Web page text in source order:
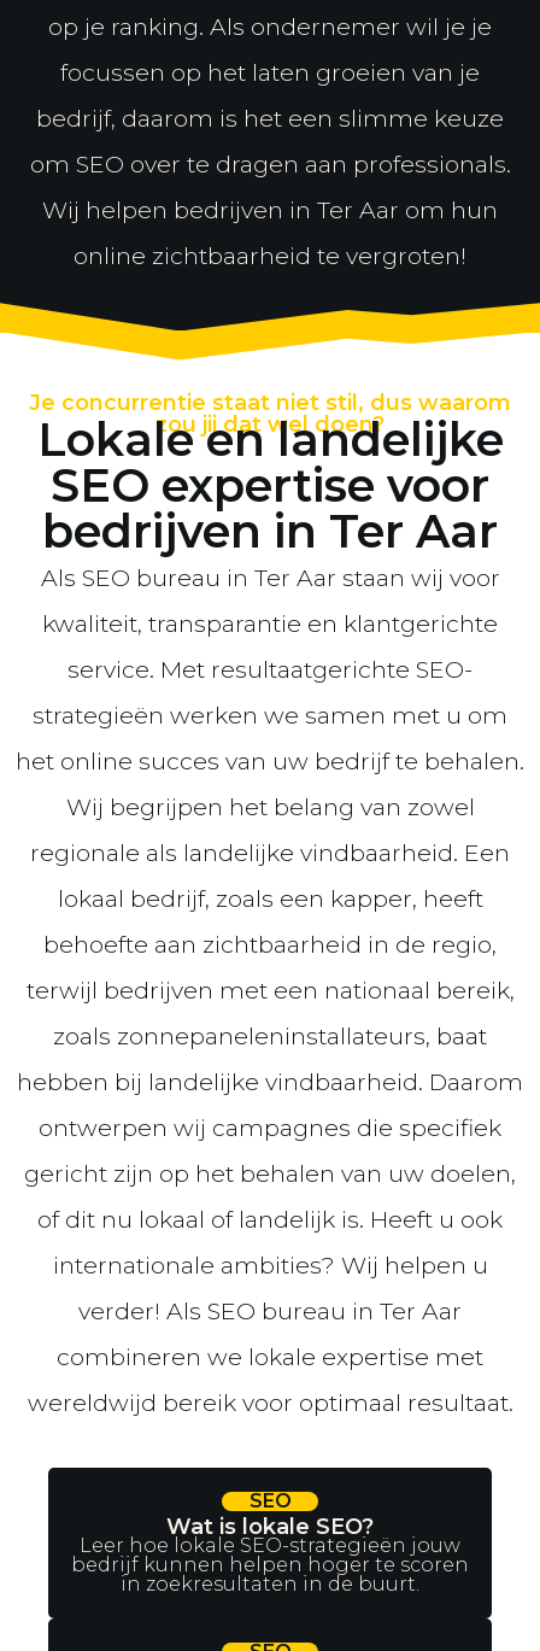
op je ranking. Als ondernemer wil je je
focussen op het laten groeien van je
bedrijf, daarom is het een slimme keuze
om SEO over te dragen aan professionals.
Wij helpen bedrijven in Ter Aar om hun
online zichtbaarheid te vergroten!
Je concurrentie staat niet stil, dus waarom
zou jij dat wel doen?
Lokale en landelijke
SEO expertise voor
bedrijven in Ter Aar
Als SEO bureau in Ter Aar staan wij voor
kwaliteit, transparantie en klantgerichte
service. Met resultaatgerichte SEO-
strategieën werken we samen met u om
het online succes van uw bedrijf te behalen.
Wij begrijpen het belang van zowel
regionale als landelijke vindbaarheid. Een
lokaal bedrijf, zoals een kapper, heeft
behoefte aan zichtbaarheid in de regio,
terwijl bedrijven met een nationaal bereik,
zoals zonnepaneleninstallateurs, baat
hebben bij landelijke vindbaarheid. Daarom
ontwerpen wij campagnes die specifiek
gericht zijn op het behalen van uw doelen,
of dit nu lokaal of landelijk is. Heeft u ook
internationale ambities? Wij helpen u
verder! Als SEO bureau in Ter Aar
combineren we lokale expertise met
wereldwijd bereik voor optimaal resultaat.
SEO
Wat is lokale SEO?
Leer hoe lokale SEO-strategieën jouw
bedrijf kunnen helpen hoger te scoren
in zoekresultaten in de buurt.